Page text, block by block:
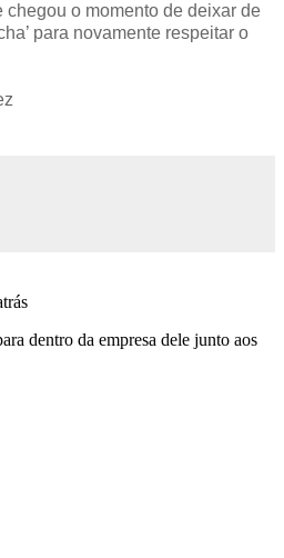
chegou o momento de deixar de
para novamente respeitar o